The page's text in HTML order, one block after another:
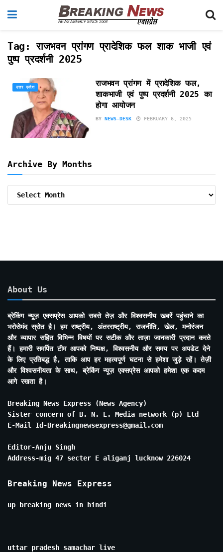
Tag:राजभवन प्रांगण प्रादेशिक फल शाक भाजी एवं
पुष्प प्रदर्शनी 2025
उत्तर प्रदेश
राजभवन प्रांगण में प्रादेशिक फल,
शाकभाजी एवं पुष्प प्रदर्शनी 2025 का
होगा आयोजन
BY NEWS-DESK FEBRUARY 6, 2025
Archive By Months
About Us
ब्रेकिंग न्यूज़ एक्सप्रेस आपको सबसे तेज़ और विश्वसनीय खबरें पहुंचाने का
भरोसेमंद स्रोत है। हम राष्ट्रीय, अंतरराष्ट्रीय, राजनीति, खेल, मनोरंजन
और व्यापार सहित विभिन्न विषयों पर सटीक और ताज़ा जानकारी प्रदान करते
हैं। हमारी समर्पित टीम आपको निष्पक्ष, विश्वसनीय और समय पर अपडेट देने
के लिए प्रतिबद्ध है, ताकि आप हर महत्वपूर्ण घटना से हमेशा जुड़े रहें। तेज़ी
और विश्वसनीयता के साथ, ब्रेकिंग न्यूज़ एक्सप्रेस आपको हमेशा एक कदम
आगे रखता है।
Breaking News Express (News Agency)
Sister concern of B. N. E. Media network (p) Ltd
E-Mail Id-Breakingnewsexpress@gmail.com
Editor-Anju Singh
Address-mig 47 secter E aliganj lucknow 226024
Breaking News Express
up breaking news in hindi
uttar pradesh samachar live